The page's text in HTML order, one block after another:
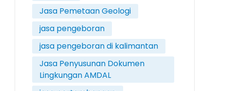
Jasa Pemetaan Geologi
jasa pengeboran
jasa pengeboran di kalimantan
Jasa Penyusunan Dokumen
Lingkungan AMDAL